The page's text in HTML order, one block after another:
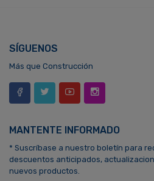
SÍGUENOS
Más que Construcción
MANTENTE INFORMADO
* Suscríbase a nuestro boletín para
descuentos anticipados,
nuevos productos.